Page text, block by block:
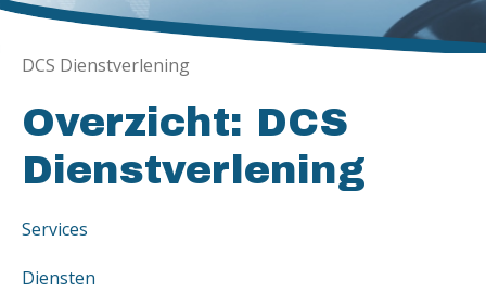
DCS Dienstverlening
Overzicht: DCS
Dienstverlening
Services
Diensten